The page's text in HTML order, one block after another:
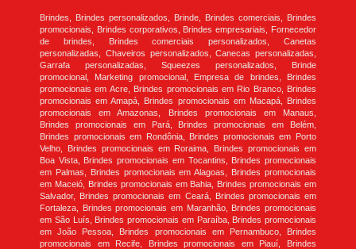
Brindes, Brindes personalizados, Brinde, Brindes comerciais, Brindes
promocionais, Brindes corporativos, Brindes empresariais, Fornecedor
de brindes, Brindes comerciais personalizados, Canetas
personalizadas, Chaveiros personalizados, Canecas personalizadas,
Garrafa personalizadas, Squeezes personalizados, Brinde
promocional, Marketing promocional, Empresa de brindes, Brindes
promocionais em Acre, Brindes promocionais em Rio Branco, Brindes
promocionais em Amapá, Brindes promocionais em Macapá, Brindes
promocionais em Amazonas, Brindes promocionais em Manaus,
Brindes promocionais em Pará, Brindes promocionais em Belém,
Brindes promocionais em Rondônia, Brindes promocionais em Porto
Velho, Brindes promocionais em Roraima, Brindes promocionais em
Boa Vista, Brindes promocionais em Tocantins, Brindes promocionais
em Palmas, Brindes promocionais em Alagoas, Brindes promocionais
em Maceió, Brindes promocionais em Bahia, Brindes promocionais em
Salvador, Brindes promocionais em Ceará, Brindes promocionais em
Fortaleza, Brindes promocionais em Maranhão, Brindes promocionais
em São Luís, Brindes promocionais em Paraíba, Brindes promocionais
em João Pessoa, Brindes promocionais em Pernambuco, Brindes
promocionais em Recife, Brindes promocionais em Piauí, Brindes